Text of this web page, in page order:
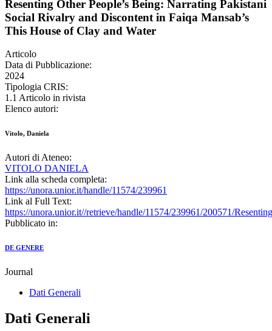
Resenting Other People’s Being: Narrating Pakistani
Social Rivalry and Discontent in Faiqa Mansab’s
This House of Clay and Water
Articolo
Data di Pubblicazione:
2024
Tipologia CRIS:
1.1 Articolo in rivista
Elenco autori:
Vitolo, Daniela
Autori di Ateneo:
VITOLO DANIELA
Link alla scheda completa:
https://unora.unior.it/handle/11574/239961
Link al Full Text:
https://unora.unior.it//retrieve/handle/11574/239961/200571/
Pubblicato in:
DE GENERE
Journal
Dati Generali
Dati Generali